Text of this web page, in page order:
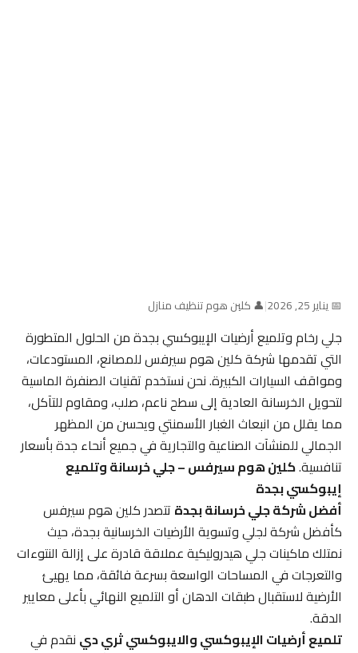
📅 يناير 25, 2026 |👤 كلين هوم تنظيف منازل
جلي رخام وتلميع أرضيات الإيبوكسي بجدة من الحلول المتطورة
التي تقدمها شركة كلين هوم سيرفس للمصانع، المستودعات،
ومواقف السيارات الكبيرة. نحن نستخدم تقنيات الصنفرة الماسية
لتحويل الخرسانة العادية إلى سطح ناعم، صلب، ومقاوم للتآكل،
مما يقلل من انبعاث الغبار الأسمنتي ويحسن من المظهر
الجمالي للمنشآت الصناعية والتجارية في جميع أنحاء جدة بأسعار
تنافسية.كلين هوم سيرفس – جلي خرسانة وتلميع
إيبوكسي بجدة
أفضل شركة جلي خرسانة بجدةتتصدر كلين هوم سيرفس
كأفضل شركة لجلي وتسوية الأرضيات الخرسانية بجدة، حيث
نمتلك ماكينات جلي هيدروليكية عملاقة قادرة على إزالة النتوءات
والتعرجات في المساحات الواسعة بسرعة فائقة، مما يهيئ
الأرضية لاستقبال طبقات الدهان أو التلميع النهائي بأعلى معايير
الدقة.
تلميع أرضيات الإيبوكسي والايبوكسي ثري دينقدم في